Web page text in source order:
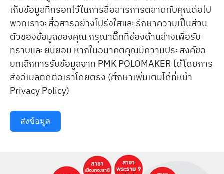
เก็บข้อมูลที่กรอกไว้ในการสื่อสารการตลาดกับคุณต่อไป
พวกเราจะสื่อสารอย่างโปร่งใสและรักษาความเป็นส่วน
ตัวของข้อมูลของคุณ กรุณาติ๊กที่ช่องด้านล่างเพื่อรับ
ทราบและยินยอม หากในอนาคตคุณมีความประสงค์ขอ
ยกเลิกการรับข้อมูลจาก PMK POLOMAKER ได้โดยการ
ส่งอีเมลติดต่อเราโดยตรง (ศึกษาเพิ่มเติมได้ที่หน้า
Privacy Policy)
ส่งข้อมูล